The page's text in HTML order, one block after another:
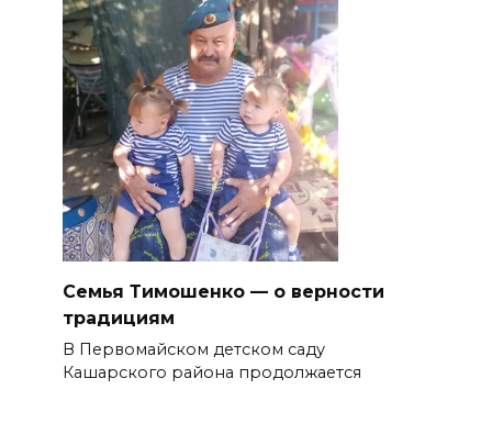
Семья Тимошенко — о верности
традициям
В Первомайском детском саду
Кашарского района продолжается